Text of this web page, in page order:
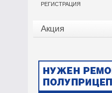
РЕГИСТРАЦИЯ
Акция